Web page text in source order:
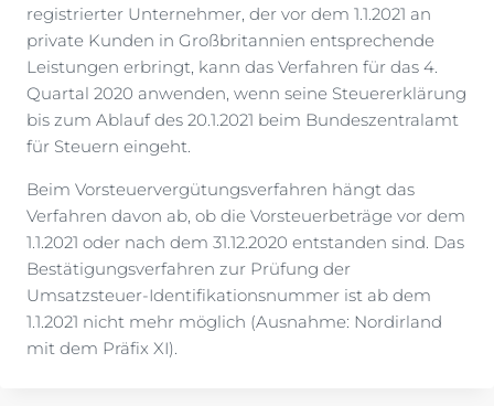
registrierter Unternehmer, der vor dem 1.1.2021 an
private Kunden in Großbritannien entsprechende
Leistungen erbringt, kann das Verfahren für das 4.
Quartal 2020 anwenden, wenn seine Steuererklärung
bis zum Ablauf des 20.1.2021 beim Bundeszentralamt
für Steuern eingeht.
Beim Vorsteuervergütungsverfahren hängt das
Verfahren davon ab, ob die Vorsteuerbeträge vor dem
1.1.2021 oder nach dem 31.12.2020 entstanden sind. Das
Bestätigungsverfahren zur Prüfung der
Umsatzsteuer-Identifikationsnummer ist ab dem
1.1.2021 nicht mehr möglich (Ausnahme: Nordirland
mit dem Präfix XI).